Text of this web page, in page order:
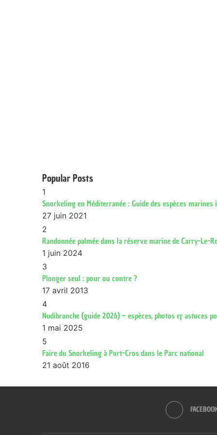
Popular Posts
1
Snorkeling en Méditerranée : Guide des espèces
27 juin 2021
2
Randonnée palmée dans la réserve marine de Carry-Le-
1 juin 2024
3
Plonger seul : pour ou contre ?
17 avril 2013
4
Nudibranche (guide 2026) – espèces, photos & astuces
1 mai 2025
5
Faire du Snorkeling à Port-Cros dans le Parc national
21 août 2016